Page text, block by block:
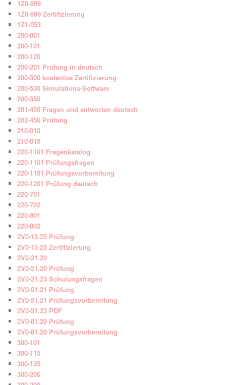
1Z0-899
1Z0-899 Zertifizierung
1Z1-053
200-001
200-101
200-120
200-201 Prüfung in deutsch
200-500 kostenlos Zertifizierung
200-530 Simulations-Software
200-550
201-450 Fragen und antworten deutsch
202-450 Prüfung
210-010
210-015
220-1101 Fragenkatalog
220-1101 Prüfungsfragen
220-1101 Prüfungsvorbereitung
220-1201 Prüfung deutsch
220-701
220-702
220-801
220-802
2V0-13.25 Prüfung
2V0-13.25 Zertifizierung
2V0-21.20
2V0-21.20 Prüfung
2V0-21.23 Schulungsfragen
2V0-51.21 Prüfung
2V0-51.21 Prüfungsvorbereitung
2V0-51.23 PDF
2V0-81.20 Prüfung
2V0-81.20 Prüfungsvorbereitung
300-101
300-115
300-135
300-206